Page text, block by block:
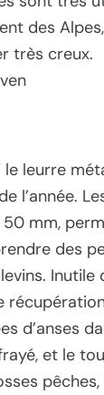
des
très creux.
leurre
l’année.
mm,
des
Inutile
d’anses
et le
pêches,